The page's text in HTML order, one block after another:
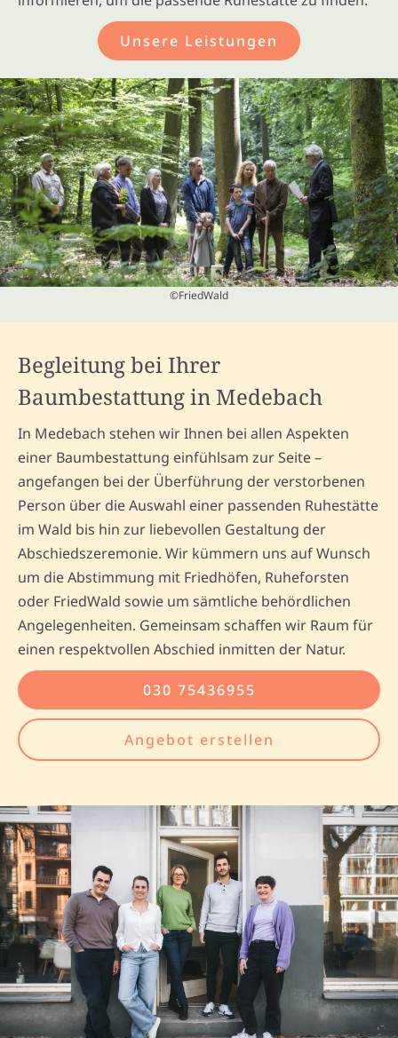
Unsere Leistungen
©FriedWald
Begleitung bei Ihrer
Baumbestattung in Medebach
In Medebach stehen wir Ihnen bei allen Aspekten
einer Baumbestattung einfühlsam zur Seite –
angefangen bei der Überführung der verstorbenen
Person über die Auswahl einer passenden Ruhestätte
im Wald bis hin zur liebevollen Gestaltung der
Abschiedszeremonie. Wir kümmern uns auf Wunsch
um die Abstimmung mit Friedhöfen, Ruheforsten
oder FriedWald sowie um sämtliche behördlichen
Angelegenheiten. Gemeinsam schaffen wir Raum für
einen respektvollen Abschied inmitten der Natur.
030 75436955
Angebot erstellen